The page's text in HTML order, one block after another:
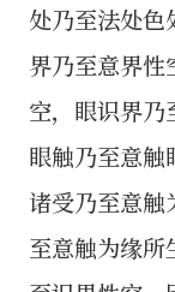
处乃至法处色
界乃至意界性
空，眼识界乃
眼触乃至意触
诸受乃至意触
至意触为缘所